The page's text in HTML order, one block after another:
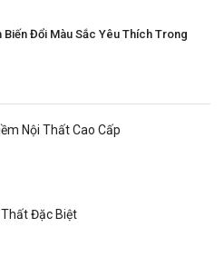
Biến Đổi Màu Sắc Yêu Thích Trong
Nội Thất Cao Cấp
Đặc Biệt